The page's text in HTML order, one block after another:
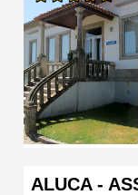
ALUCA -